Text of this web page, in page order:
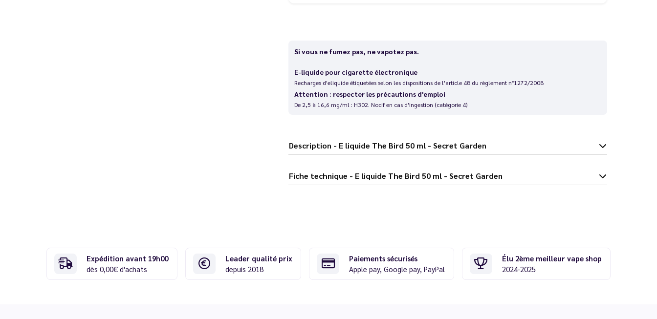
Si vous ne fumez pas, ne vapotez pas.
E-liquide pour cigarette électronique
Recharges d'eliquide étiquetées selon les dispositions de l'article 48 du règlement n°1272/2008
Attention : respecter les précautions d'emploi
De 2,5 à 16,6 mg/ml : H302. Nocif en cas d'ingestion (catégorie 4)
Description - E liquide The Bird 50 ml - Secret Garden
Fiche technique - E liquide The Bird 50 ml - Secret Garden
Expédition avant 19h00
dès 0,00€ d'achats
Leader qualité prix
depuis 2018
Paiements sécurisés
Apple pay, Google pay, PayPal
Élu 2ème meilleur vape shop
2024-2025